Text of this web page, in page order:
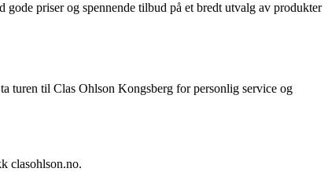
priser og spennende tilbud på et bredt utvalg av produkter
turen til Clas Ohlson Kongsberg for personlig service og
clasohlson.no.